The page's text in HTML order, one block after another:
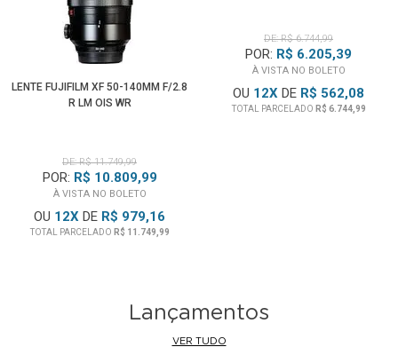
LENTE FUJIFILM XF 50-140MM F/2.8
R LM OIS WR
DE: R$ 11.749,99
POR: R$ 10.809,99
À VISTA NO BOLETO
OU 12X DE R$ 979,16
TOTAL PARCELADO R$ 11.749,99
DE: R$ 6.744,99
POR: R$ 6.205,39
À VISTA NO BOLETO
OU 12X DE R$ 562,08
TOTAL PARCELADO R$ 6.744,99
Lançamentos
VER TUDO